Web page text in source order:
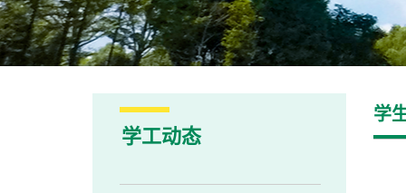
学工动态
学